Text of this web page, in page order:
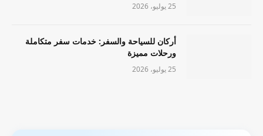
25 يوليو، 2026
أركان للسياحة والسفر: خدمات سفر متكاملة
ورحلات مميزة
25 يوليو، 2026